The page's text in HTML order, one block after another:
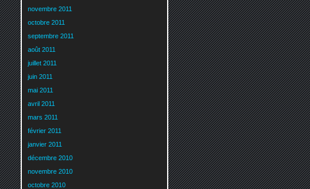
novembre 2011
octobre 2011
septembre 2011
août 2011
juillet 2011
juin 2011
mai 2011
avril 2011
mars 2011
février 2011
janvier 2011
décembre 2010
novembre 2010
octobre 2010